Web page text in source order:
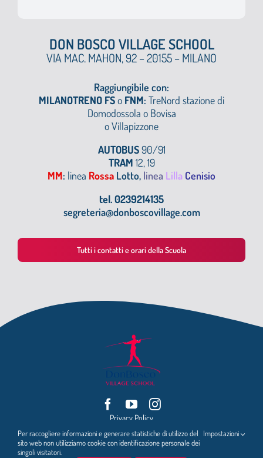
DON BOSCO VILLAGE SCHOOL
VIA MAC. MAHON, 92 – 20155 – MILANO
Raggiungibile con:
MILANOTRENO FSo FNM: TreNord stazione di
Domodossola o Bovisa
o Villapizzone
AUTOBUS 90/91
TRAM 12, 19
MM: linea Rossa Lotto, linea Lilla Cenisio
tel. 0239214135
segreteria@donboscovillage.com
Tutti i contatti e orari della Scuola
Privacy Policy
ENTE GESTORE: FONDAZIONE ATTILIO GIORDANI
VIA MAC. MAHON, 92 , 20155 – MILANO
Per raccogliere informazioni e generare statistiche di utilizzo del
sito web non utilizziamo cookie con identificazione personale dei
singoli visitatori.
Impostazioni